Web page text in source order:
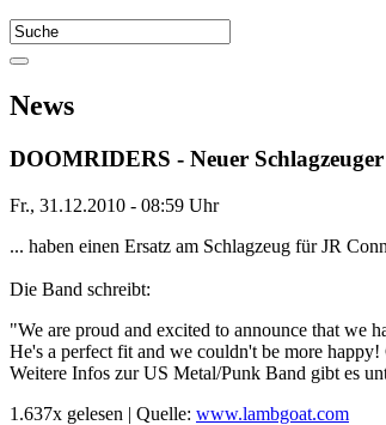
News
DOOMRIDERS - Neuer
Fr., 31.12.2010 - 08:59 Uhr
... haben einen Ersatz am Schlagzeug für JR
Die Band schreibt:
"We are proud and excited to announce that we
He's a perfect fit and we couldn't be more
Weitere Infos zur US Metal/Punk Band gibt es
1.637x gelesen | Quelle: www.lambgoat.com